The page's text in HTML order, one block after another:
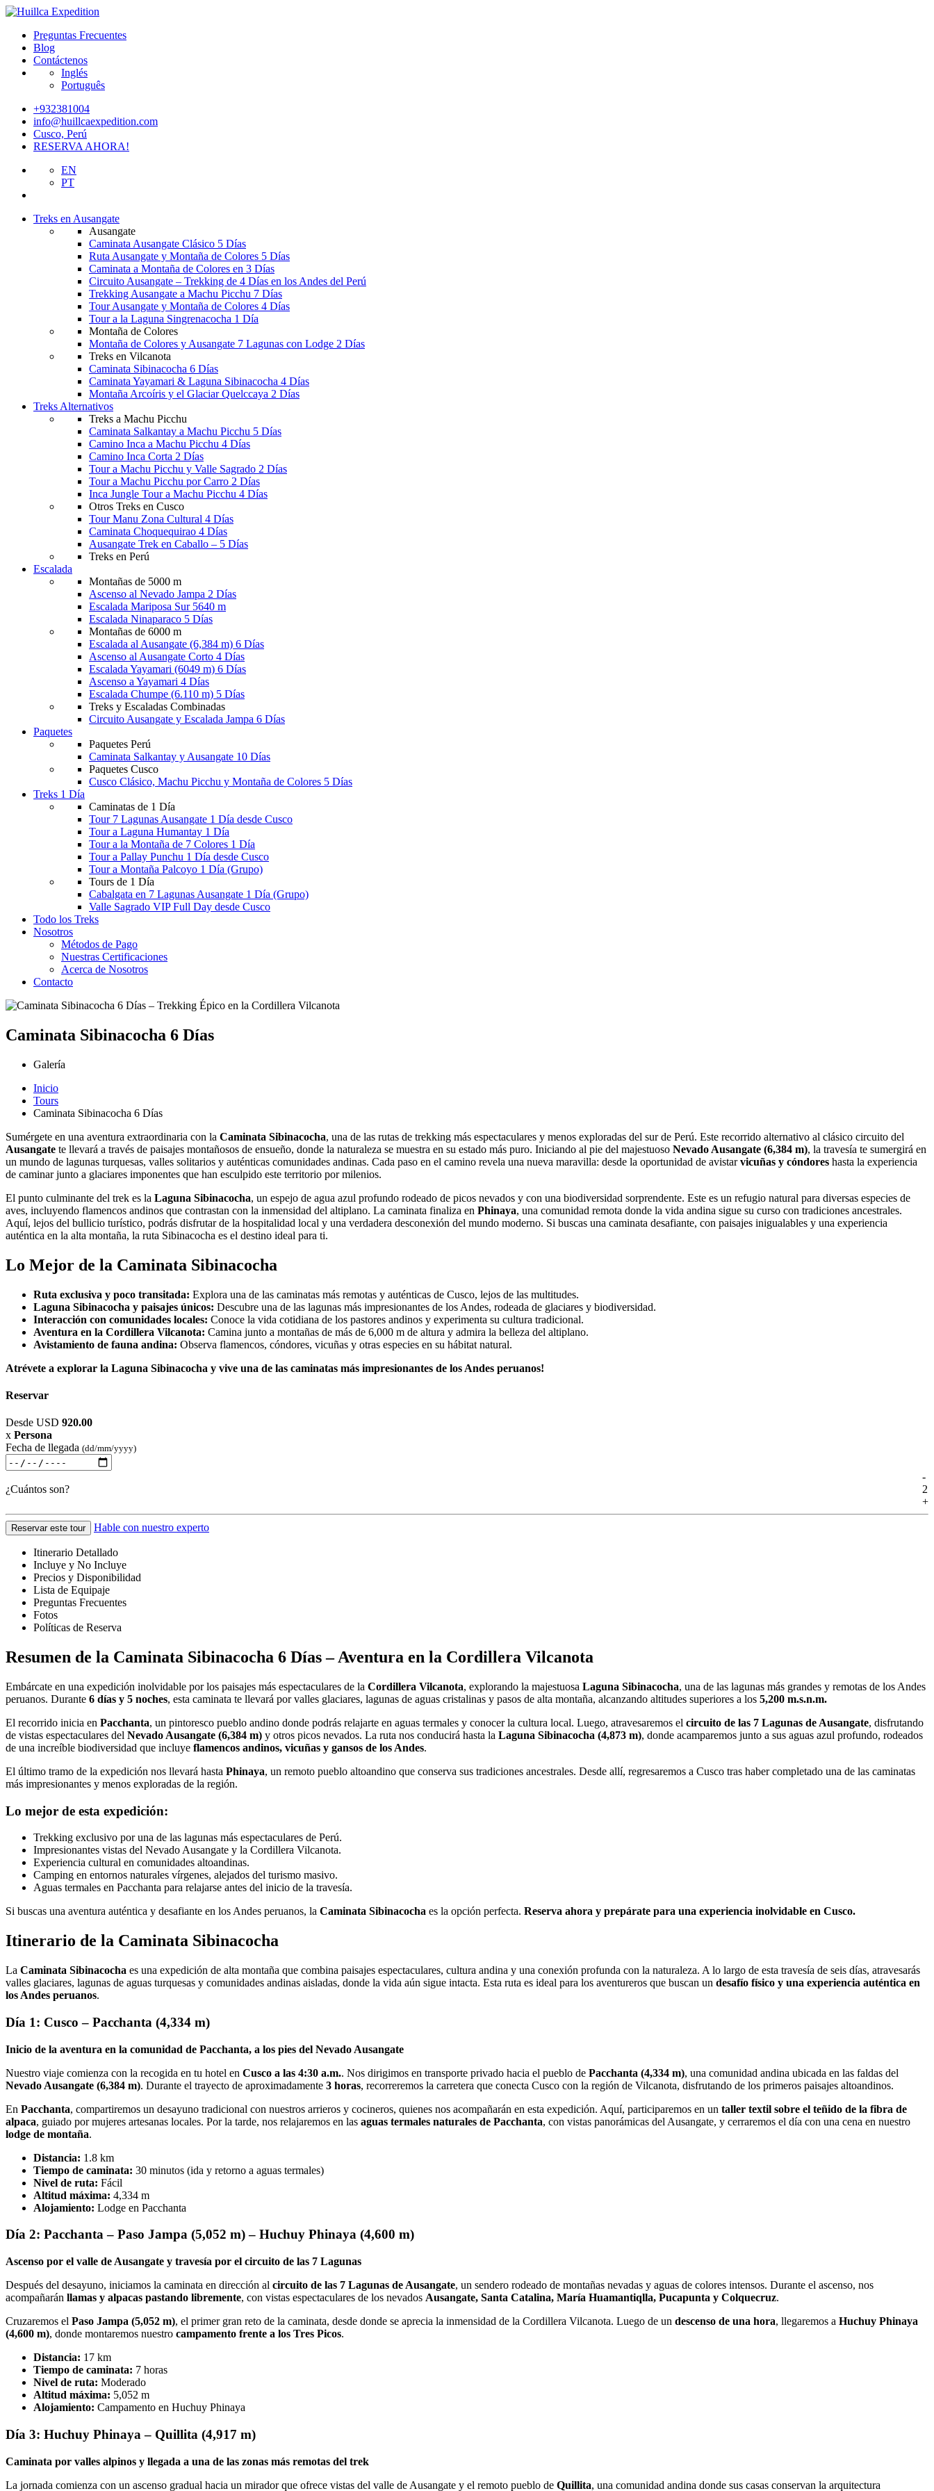
Preguntas Frecuentes
Blog
Contáctenos
Inglés
Português
+932381004
info@huillcaexpedition.com
Cusco, Perú
RESERVA AHORA!
EN
PT
Treks en Ausangate
Ausangate
Caminata Ausangate Clásico 5 Días
Ruta Ausangate y Montaña de Colores 5 Días
Caminata a Montaña de Colores en 3 Días
Circuito Ausangate – Trekking de 4 Días en los Andes del Perú
Trekking Ausangate a Machu Picchu 7 Días
Tour Ausangate y Montaña de Colores 4 Días
Tour a la Laguna Singrenacocha 1 Día
Montaña de Colores
Montaña de Colores y Ausangate 7 Lagunas con Lodge 2 Días
Treks en Vilcanota
Caminata Sibinacocha 6 Días
Caminata Yayamari & Laguna Sibinacocha 4 Días
Montaña Arcoíris y el Glaciar Quelccaya 2 Días
Treks Alternativos
Treks a Machu Picchu
Caminata Salkantay a Machu Picchu 5 Días
Camino Inca a Machu Picchu 4 Días
Camino Inca Corta 2 Días
Tour a Machu Picchu y Valle Sagrado 2 Días
Tour a Machu Picchu por Carro 2 Días
Inca Jungle Tour a Machu Picchu 4 Días
Otros Treks en Cusco
Tour Manu Zona Cultural 4 Días
Caminata Choquequirao 4 Días
Ausangate Trek en Caballo – 5 Días
Treks en Perú
Escalada
Montañas de 5000 m
Ascenso al Nevado Jampa 2 Días
Escalada Mariposa Sur 5640 m
Escalada Ninaparaco 5 Días
Montañas de 6000 m
Escalada al Ausangate (6,384 m) 6 Días
Ascenso al Ausangate Corto 4 Días
Escalada Yayamari (6049 m) 6 Días
Ascenso a Yayamari 4 Días
Escalada Chumpe (6.110 m) 5 Días
Treks y Escaladas Combinadas
Circuito Ausangate y Escalada Jampa 6 Días
Paquetes
Paquetes Perú
Caminata Salkantay y Ausangate 10 Días
Paquetes Cusco
Cusco Clásico, Machu Picchu y Montaña de Colores 5 Días
Treks 1 Día
Caminatas de 1 Día
Tour 7 Lagunas Ausangate 1 Día desde Cusco
Tour a Laguna Humantay 1 Día
Tour a la Montaña de 7 Colores 1 Día
Tour a Pallay Punchu 1 Día desde Cusco
Tour a Montaña Palcoyo 1 Día (Grupo)
Tours de 1 Día
Cabalgata en 7 Lagunas Ausangate 1 Día (Grupo)
Valle Sagrado VIP Full Day desde Cusco
Todo los Treks
Nosotros
Métodos de Pago
Nuestras Certificaciones
Acerca de Nosotros
Contacto
Caminata Sibinacocha 6 Días
Galería
Inicio
Tours
Caminata Sibinacocha 6 Días
Sumérgete en una aventura extraordinaria con la Caminata Sibinacocha, una de las rutas de trekking más espectaculares y menos exploradas del sur de Perú. Este recorrido alternativo al clásico circuito del
Ausangate te llevará a través de paisajes montañosos de ensueño, donde la naturaleza se muestra en su estado más puro. Iniciando al pie del majestuoso Nevado Ausangate (6,384 m), la travesía te sumergirá en
un mundo de lagunas turquesas, valles solitarios y auténticas comunidades andinas. Cada paso en el camino revela una nueva maravilla: desde la oportunidad de avistarvicuñas y cóndores hasta la experiencia
de caminar junto a glaciares imponentes que han esculpido este territorio por milenios.
El punto culminante del trek es la Laguna Sibinacocha, un espejo de agua azul profundo rodeado de picos nevados y con una biodiversidad sorprendente. Este es un refugio natural para diversas especies de
aves, incluyendo flamencos andinos que contrastan con la inmensidad del altiplano. La caminata finaliza en Phinaya, una comunidad remota donde la vida andina sigue su curso con tradiciones ancestrales.
Aquí, lejos del bullicio turístico, podrás disfrutar de la hospitalidad local y una verdadera desconexión del mundo moderno. Si buscas una caminata desafiante, con paisajes inigualables y una experiencia
auténtica en la alta montaña, la ruta Sibinacocha es el destino ideal para ti.
Lo Mejor de la Caminata Sibinacocha
Ruta exclusiva y poco transitada: Explora una de las caminatas más remotas y auténticas de Cusco, lejos de las multitudes.
Laguna Sibinacocha y paisajes únicos: Descubre una de las lagunas más impresionantes de los Andes, rodeada de glaciares y biodiversidad.
Interacción con comunidades locales: Conoce la vida cotidiana de los pastores andinos y experimenta su cultura tradicional.
Aventura en la Cordillera Vilcanota: Camina junto a montañas de más de 6,000 m de altura y admira la belleza del altiplano.
Avistamiento de fauna andina: Observa flamencos, cóndores, vicuñas y otras especies en su hábitat natural.
Atrévete a explorar la Laguna Sibinacocha y vive una de las caminatas más impresionantes de los Andes peruanos!
Reservar
Desde USD 920.00
x Persona
Fecha de llegada (dd/mm/yyyy)
¿Cuántos son?
-
2
+
Reservar este tour Hable con nuestro experto
Itinerario Detallado
Incluye y No Incluye
Precios y Disponibilidad
Lista de Equipaje
Preguntas Frecuentes
Fotos
Políticas de Reserva
Resumen de la Caminata Sibinacocha 6 Días – Aventura en la Cordillera Vilcanota
Embárcate en una expedición inolvidable por los paisajes más espectaculares de la Cordillera Vilcanota, explorando la majestuosa Laguna Sibinacocha, una de las lagunas más grandes y remotas de los Andes
peruanos. Durante 6 días y 5 noches, esta caminata te llevará por valles glaciares, lagunas de aguas cristalinas y pasos de alta montaña, alcanzando altitudes superiores a los 5,200 m.s.n.m.
El recorrido inicia en Pacchanta, un pintoresco pueblo andino donde podrás relajarte en aguas termales y conocer la cultura local. Luego, atravesaremos el circuito de las 7 Lagunas de Ausangate, disfrutando
de vistas espectaculares del Nevado Ausangate (6,384 m) y otros picos nevados. La ruta nos conducirá hasta la Laguna Sibinacocha (4,873 m), donde acamparemos junto a sus aguas azul profundo, rodeados
de una increíble biodiversidad que incluye flamencos andinos, vicuñas y gansos de los Andes.
El último tramo de la expedición nos llevará hasta Phinaya, un remoto pueblo altoandino que conserva sus tradiciones ancestrales. Desde allí, regresaremos a Cusco tras haber completado una de las caminatas
más impresionantes y menos exploradas de la región.
Lo mejor de esta expedición:
Trekking exclusivo por una de las lagunas más espectaculares de Perú.
Impresionantes vistas del Nevado Ausangate y la Cordillera Vilcanota.
Experiencia cultural en comunidades altoandinas.
Camping en entornos naturales vírgenes, alejados del turismo masivo.
Aguas termales en Pacchanta para relajarse antes del inicio de la travesía.
Si buscas una aventura auténtica y desafiante en los Andes peruanos, la Caminata Sibinacocha es la opción perfecta. Reserva ahora y prepárate para una experiencia inolvidable en Cusco.
Itinerario de la Caminata Sibinacocha
La Caminata Sibinacocha es una expedición de alta montaña que combina paisajes espectaculares, cultura andina y una conexión profunda con la naturaleza. A lo largo de esta travesía de seis días, atravesarás
valles glaciares, lagunas de aguas turquesas y comunidades andinas aisladas, donde la vida aún sigue intacta. Esta ruta es ideal para los aventureros que buscan un desafío físico y una experiencia auténtica en
los Andes peruanos.
Día 1: Cusco – Pacchanta (4,334 m)
Inicio de la aventura en la comunidad de Pacchanta, a los pies del Nevado Ausangate
Nuestro viaje comienza con la recogida en tu hotel en Cusco a las 4:30 a.m.. Nos dirigimos en transporte privado hacia el pueblo de Pacchanta (4,334 m), una comunidad andina ubicada en las faldas del
Nevado Ausangate (6,384 m). Durante el trayecto de aproximadamente 3 horas, recorreremos la carretera que conecta Cusco con la región de Vilcanota, disfrutando de los primeros paisajes altoandinos.
En Pacchanta, compartiremos un desayuno tradicional con nuestros arrieros y cocineros, quienes nos acompañarán en esta expedición. Aquí, participaremos en un taller textil sobre el teñido de la fibra de
alpaca, guiado por mujeres artesanas locales. Por la tarde, nos relajaremos en las aguas termales naturales de Pacchanta, con vistas panorámicas del Ausangate, y cerraremos el día con una cena en nuestro
lodge de montaña.
Distancia: 1.8 km
Tiempo de caminata: 30 minutos (ida y retorno a aguas termales)
Nivel de ruta: Fácil
Altitud máxima: 4,334 m
Alojamiento: Lodge en Pacchanta
Día 2: Pacchanta – Paso Jampa (5,052 m) – Huchuy Phinaya (4,600 m)
Ascenso por el valle de Ausangate y travesía por el circuito de las 7 Lagunas
Después del desayuno, iniciamos la caminata en dirección al circuito de las 7 Lagunas de Ausangate, un sendero rodeado de montañas nevadas y aguas de colores intensos. Durante el ascenso, nos
acompañarán llamas y alpacas pastando libremente, con vistas espectaculares de los nevados Ausangate, Santa Catalina, María Huamantiqlla, Pucapunta y Colquecruz.
Cruzaremos el Paso Jampa (5,052 m), el primer gran reto de la caminata, desde donde se aprecia la inmensidad de la Cordillera Vilcanota. Luego de un descenso de una hora, llegaremos a Huchuy Phinaya
(4,600 m), donde montaremos nuestro campamento frente a los Tres Picos.
Distancia: 17 km
Tiempo de caminata: 7 horas
Nivel de ruta: Moderado
Altitud máxima: 5,052 m
Alojamiento: Campamento en Huchuy Phinaya
Día 3: Huchuy Phinaya – Quillita (4,917 m)
Caminata por valles alpinos y llegada a una de las zonas más remotas del trek
La jornada comienza con un ascenso gradual hacia un mirador que ofrece vistas del valle de Ausangate y el remoto pueblo de Quillita, una comunidad andina donde sus casas conservan la arquitectura